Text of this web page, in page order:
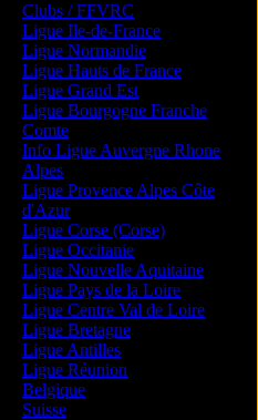
Clubs / FFVRC
Ligue Ile-de-France
Ligue Normandie
Ligue Hauts de France
Ligue Grand Est
Ligue Bourgogne Franche
Comte
Info Ligue Auvergne Rhone
Alpes
Ligue Provence Alpes Côte
d'Azur
Ligue Corse (Corse)
Ligue Occitanie
Ligue Nouvelle Aquitaine
Ligue Pays de la Loire
Ligue Centre Val de Loire
Ligue Bretagne
Ligue Antilles
Ligue Réunion
Belgique
Suisse